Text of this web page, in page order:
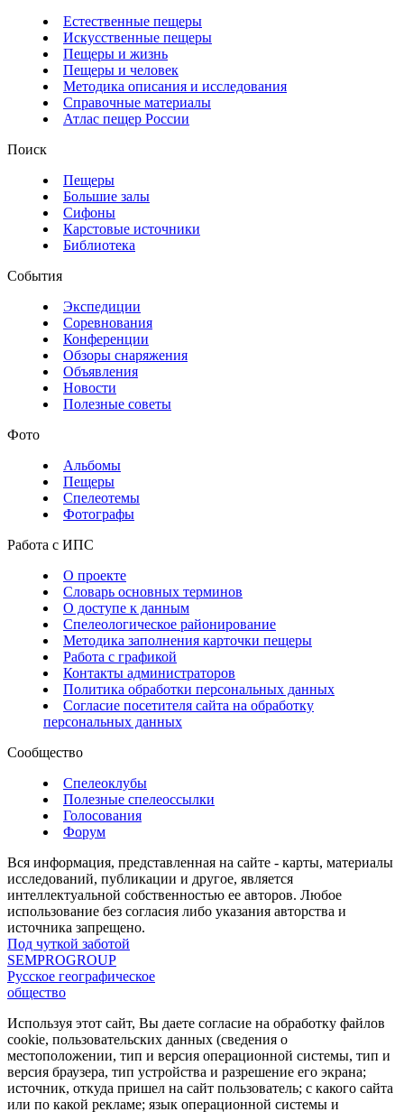
Естественные пещеры
Искусственные пещеры
Пещеры и жизнь
Пещеры и человек
Методика описания и исследования
Справочные материалы
Атлас пещер России
Поиск
Пещеры
Большие залы
Сифоны
Карстовые источники
Библиотека
События
Экспедиции
Соревнования
Конференции
Обзоры снаряжения
Объявления
Новости
Полезные советы
Фото
Альбомы
Пещеры
Спелеотемы
Фотографы
Работа с ИПС
О проекте
Словарь основных терминов
О доступе к данным
Спелеологическое районирование
Методика заполнения карточки пещеры
Работа с графикой
Контакты администраторов
Политика обработки персональных данных
Согласие посетителя сайта на обработку
персональных данных
Сообщество
Спелеоклубы
Полезные спелеоссылки
Голосования
Форум
Вся информация, представленная на сайте - карты, материалы
исследований, публикации и другое, является
интеллектуальной собственностью ее авторов. Любое
использование без согласия либо указания авторства и
источника запрещено.
Под чуткой заботой
SEMPROGROUP
Русское географическое
общество
Используя этот сайт, Вы даете согласие на обработку файлов
cookie, пользовательских данных (сведения о
местоположении, тип и версия операционной системы, тип и
версия браузера, тип устройства и разрешение его экрана;
источник, откуда пришел на сайт пользователь; с какого сайта
или по какой рекламе; язык операционной системы и